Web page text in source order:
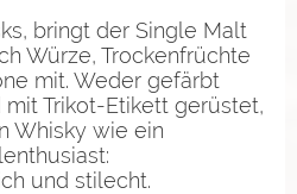
bringt der Single Malt
Würze, Trockenfrüchte
mit. Weder gefärbt
Trikot-Etikett gerüstet,
Whisky wie ein
und stilecht.